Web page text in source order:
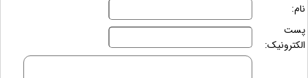
نام:
پست
الکترونیک: